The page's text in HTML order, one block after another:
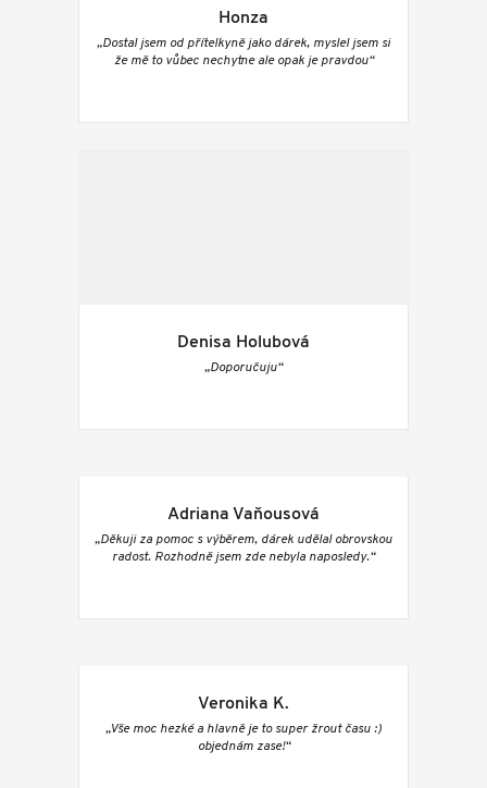
Honza
„Dostal jsem od přítelkyně jako dárek, myslel jsem si
že mě to vůbec nechytne ale opak je pravdou“
Denisa Holubová
„Doporučuju“
Adriana Vaňousová
„Děkuji za pomoc s výběrem, dárek udělal obrovskou
radost. Rozhodně jsem zde nebyla naposledy.“
Veronika K.
„Vše moc hezké a hlavně je to super žrout času :)
objednám zase!“